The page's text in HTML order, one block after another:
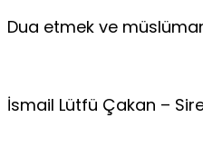
Dua etmek ve
İsmail Lütfü Çakan –